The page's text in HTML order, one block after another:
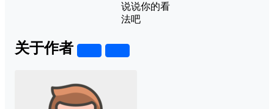
说说你的看
法吧
关于作者